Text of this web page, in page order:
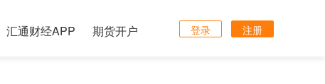
汇通财经APP 期货开户 登录 注册